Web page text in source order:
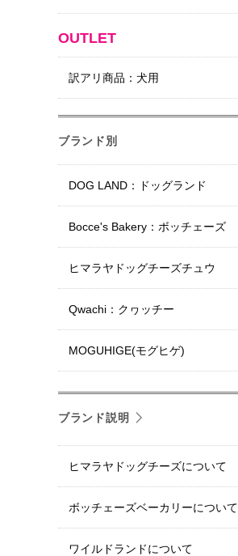
OUTLET
訳アリ商品：犬用
ブランド別
DOG LAND：ドッグランド
Bocce's Bakery：ボッチェーズ
ヒマラヤドッグチーズチュウ
Qwachi：クヮッチー
MOGUHIGE(モグヒゲ)
ブランド説明
ヒマラヤドッグチーズについて
ボッチェーズベーカリーについて
ワイルドランドについて